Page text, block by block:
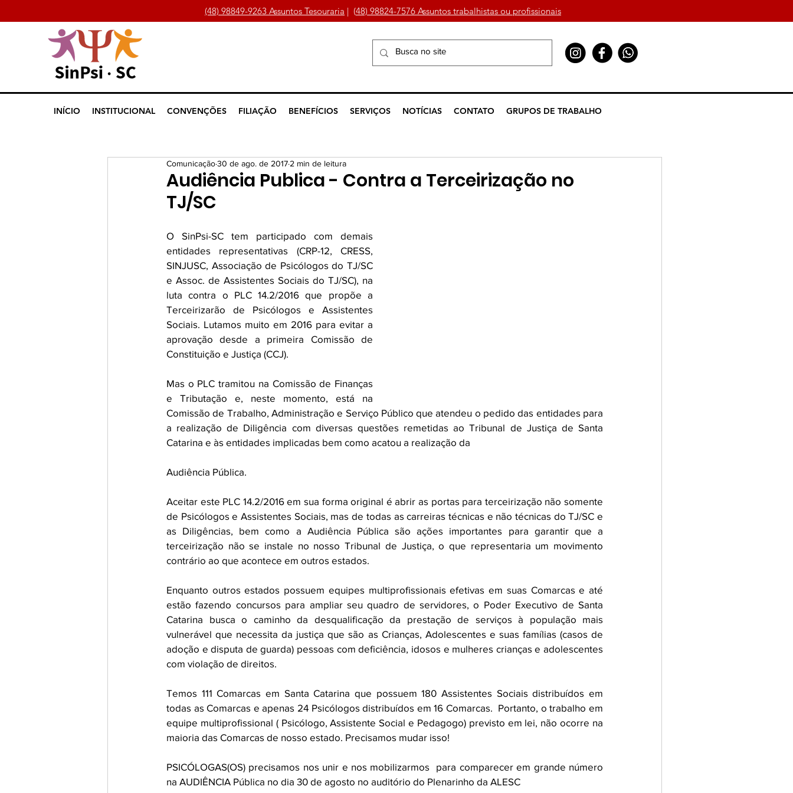
INÍCIO INSTITUCIONAL CONVENÇÕES FILIAÇÃO BENEFÍCIOS SERVIÇOS NOTÍCIAS CONTATO GRUPOS DE TRABALHO
(48) 98849-9263 Assuntos Tesouraria | (48) 98824-7576 Assuntos trabalhistas ou profissionais
Audiência Publica - Contra a Terceirização no
TJ/SC
Comunicação30 de ago. de 2017 2 min de leitura
O SinPsi-SC tem participado com demais
entidades representativas (CRP-12, CRESS,
SINJUSC, Associação de Psicólogos do TJ/SC
e Assoc. de Assistentes Sociais do TJ/SC), na
luta contra o PLC 14.2/2016 que propõe a
Terceirizarão de Psicólogos e Assistentes
Sociais. Lutamos muito em 2016 para evitar a
aprovação desde a primeira Comissão de
Constituição e Justiça (CCJ).
Mas o PLC tramitou na Comissão de Finanças
e Tributação e, neste momento, está na
Comissão de Trabalho, Administração e Serviço Público que atendeu o pedido das entidades para
a realização de Diligência com diversas questões remetidas ao Tribunal de Justiça de Santa
Catarina e às entidades implicadas bem como acatou a realização da
Audiência Pública.
Aceitar este PLC 14.2/2016 em sua forma original é abrir as portas para terceirização não somente
de Psicólogos e Assistentes Sociais, mas de todas as carreiras técnicas e não técnicas do TJ/SC e
as Diligências, bem como a Audiência Pública são ações importantes para garantir que a
terceirização não se instale no nosso Tribunal de Justiça, o que representaria um movimento
contrário ao que acontece em outros estados.
Enquanto outros estados possuem equipes multiprofissionais efetivas em suas Comarcas e até
estão fazendo concursos para ampliar seu quadro de servidores, o Poder Executivo de Santa
Catarina busca o caminho da desqualificação da prestação de serviços à população mais
vulnerável que necessita da justiça que são as Crianças, Adolescentes e suas famílias (casos de
adoção e disputa de guarda) pessoas com deficiência, idosos e mulheres crianças e adolescentes
com violação de direitos.
Temos 111 Comarcas em Santa Catarina que possuem 180 Assistentes Sociais distribuídos em
todas as Comarcas e apenas 24 Psicólogos distribuídos em 16 Comarcas.  Portanto, o trabalho em
equipe multiprofissional ( Psicólogo, Assistente Social e Pedagogo) previsto em lei, não ocorre na
maioria das Comarcas de nosso estado. Precisamos mudar isso!
PSICÓLOGAS(OS) precisamos nos unir e nos mobilizarmos  para comparecer em grande número
na AUDIÊNCIA Pública no dia 30 de agosto no auditório do Plenarinho da ALESC